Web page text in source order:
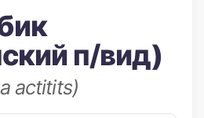
п/вид)
actitits)